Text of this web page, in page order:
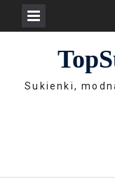
Sukienki,